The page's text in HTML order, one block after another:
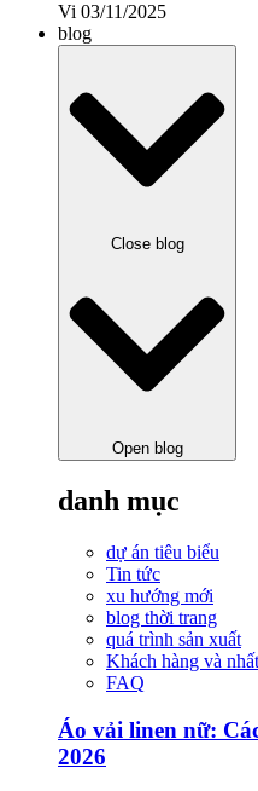
Vi 03/11/2025
blog
Close blog
Open blog
danh mục
dự án tiêu biểu
Tin tức
xu hướng mới
blog thời trang
quá trình sản xuất
Khách hàng và
FAQ
Áo vải linen nữ:
2026